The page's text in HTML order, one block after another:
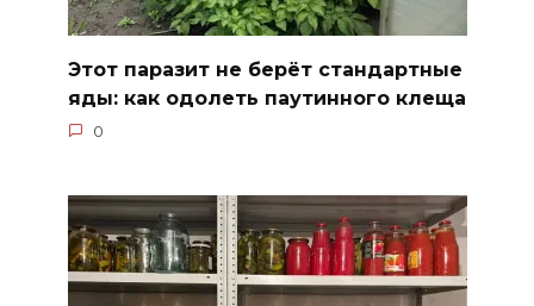
Этот паразит не берёт стандартные
яды: как одолеть паутинного клеща
0